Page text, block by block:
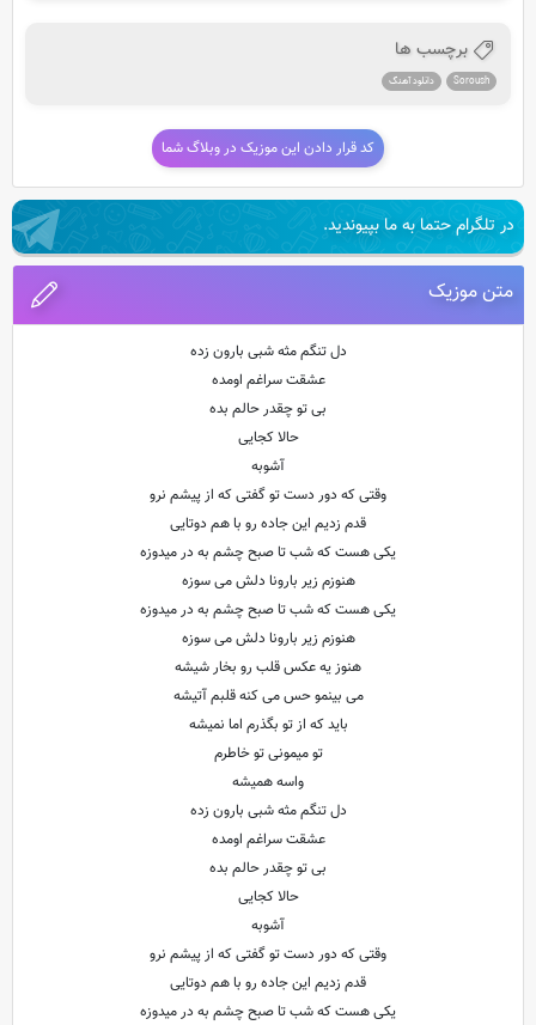
برچسب ها
Soroush دانلود آهنگ
کد قرار دادن این موزیک در وبلاگ شما
در تلگرام حتما به ما بپیوندید.
متن موزیک
دل تنگم مثه شبی بارون زده
عشقت سراغم اومده
بی تو چقدر حالم بده
حالا کجایی
آشوبه
وقتی که دور دست تو گفتی که از پیشم نرو
قدم زدیم این جاده رو با هم دوتایی
یکی هست که شب تا صبح چشم به در میدوزه
هنوزم زیر بارونا دلش می سوزه
یکی هست که شب تا صبح چشم به در میدوزه
هنوزم زیر بارونا دلش می سوزه
هنوز یه عکس قلب رو بخار شیشه
می بینمو حس می کنه قلبم آتیشه
باید که از تو بگذرم اما نمیشه
تو میمونی تو خاطرم
واسه همیشه
دل تنگم مثه شبی بارون زده
عشقت سراغم اومده
بی تو چقدر حالم بده
حالا کجایی
آشوبه
وقتی که دور دست تو گفتی که از پیشم نرو
قدم زدیم این جاده رو با هم دوتایی
یکی هست که شب تا صبح چشم به در میدوزه